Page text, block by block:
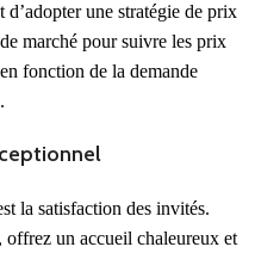
une stratégie de prix
marché pour suivre les prix
fonction de la demande
la satisfaction des invités.
offrez un accueil chaleureux et